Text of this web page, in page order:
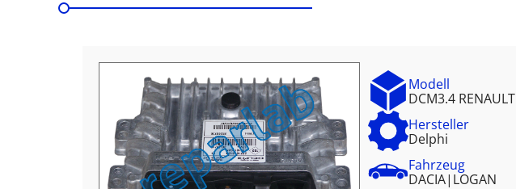
Modell
DCM3.4 RENAULT
Hersteller
Delphi
Fahrzeug
DACIA| LOGAN